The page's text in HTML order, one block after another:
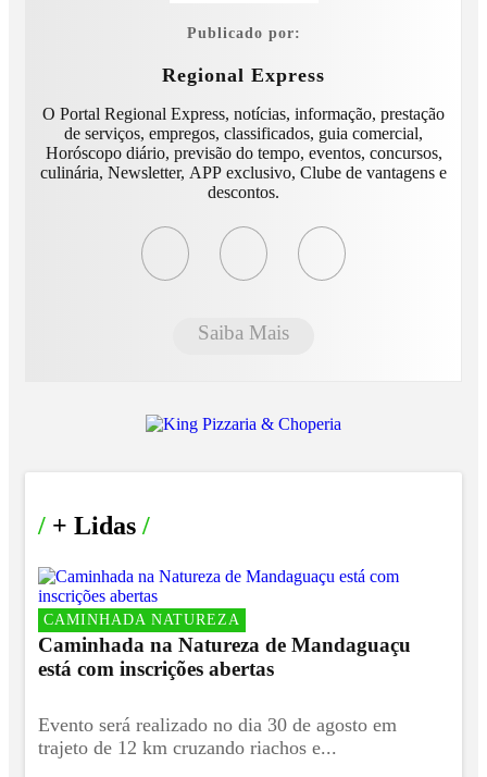
Publicado por:
Regional Express
O Portal Regional Express, notícias, informação, prestação
de serviços, empregos, classificados, guia comercial,
Horóscopo diário, previsão do tempo, eventos, concursos,
culinária, Newsletter, APP exclusivo, Clube de vantagens e
descontos.
Saiba Mais
/ + Lidas /
CAMINHADA NATUREZA
Caminhada na Natureza de Mandaguaçu
está com inscrições abertas
Evento será realizado no dia 30 de agosto em
trajeto de 12 km cruzando riachos e...